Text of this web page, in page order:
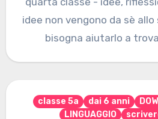
idee non vengono da sè
bisogna aiutarlo a
classe 5a dai 6 anni
LINGUAGGIO